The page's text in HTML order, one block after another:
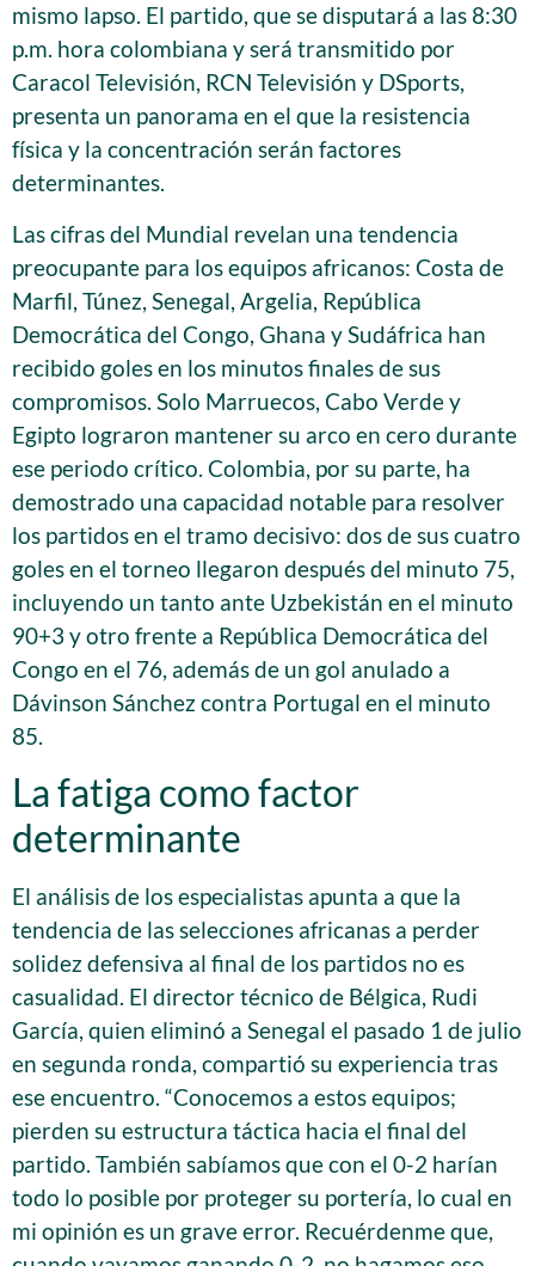
mismo lapso. El partido, que se disputará a las 8:30
p.m. hora colombiana y será transmitido por
Caracol Televisión, RCN Televisión y DSports,
presenta un panorama en el que la resistencia
física y la concentración serán factores
determinantes.
Las cifras del Mundial revelan una tendencia
preocupante para los equipos africanos: Costa de
Marfil, Túnez, Senegal, Argelia, República
Democrática del Congo, Ghana y Sudáfrica han
recibido goles en los minutos finales de sus
compromisos. Solo Marruecos, Cabo Verde y
Egipto lograron mantener su arco en cero durante
ese periodo crítico. Colombia, por su parte, ha
demostrado una capacidad notable para resolver
los partidos en el tramo decisivo: dos de sus cuatro
goles en el torneo llegaron después del minuto 75,
incluyendo un tanto ante Uzbekistán en el minuto
90+3 y otro frente a República Democrática del
Congo en el 76, además de un gol anulado a
Dávinson Sánchez contra Portugal en el minuto
85.
La fatiga como factor
determinante
El análisis de los especialistas apunta a que la
tendencia de las selecciones africanas a perder
solidez defensiva al final de los partidos no es
casualidad. El director técnico de Bélgica, Rudi
García, quien eliminó a Senegal el pasado 1 de julio
en segunda ronda, compartió su experiencia tras
ese encuentro. “Conocemos a estos equipos;
pierden su estructura táctica hacia el final del
partido. También sabíamos que con el 0-2 harían
todo lo posible por proteger su portería, lo cual en
mi opinión es un grave error. Recuérdenme que,